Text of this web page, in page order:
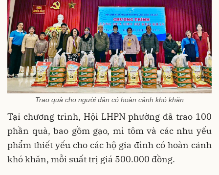
Trao quà cho người dân có hoàn cảnh khó khăn
Tại chương trình, Hội LHPN phường đã trao 100
phần quà, bao gồm gạo, mì tôm và các nhu yếu
phẩm thiết yếu cho các hộ gia đình có hoàn cảnh
khó khăn, mỗi suất trị giá 500.000 đồng.